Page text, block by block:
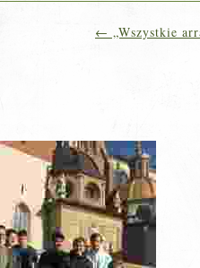
← „Wszystkie